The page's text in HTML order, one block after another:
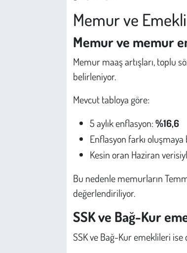
Memur ve
Memur ve memur
Memur maaş artışları, toplu
belirleniyor.
Mevcut tabloya göre:
5 aylık enflasyon:%16,6
Enflasyon farkı oluşmaya
Kesin oran Haziran
Bu nedenle memurların
değerlendiriliyor.
SSK ve Bağ-Kur
SSK ve Bağ-Kur emeklileri ise